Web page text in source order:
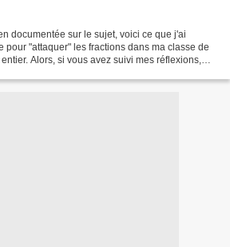
documentée sur le sujet, voici ce que j'ai
pour "attaquer" les fractions dans ma classe de
Alors, si vous avez suivi mes réflexions,